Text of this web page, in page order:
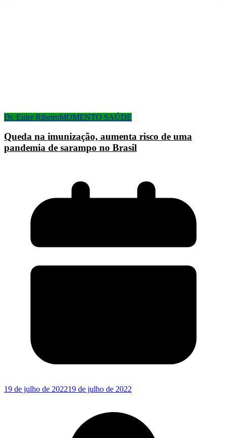
Dr. Euler RibeiroMOMENTO SAÚDE
Queda na imunização, aumenta risco de uma
pandemia de sarampo no Brasil
19 de julho de 202219 de julho de 2022